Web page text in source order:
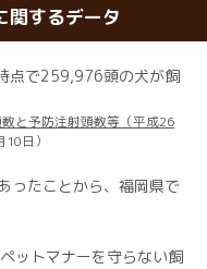
関するデータ
点で259,976頭の犬が飼
と予防注射頭数等（平成26
日）
ったことから、福岡県で
ットマナーを守らない飼